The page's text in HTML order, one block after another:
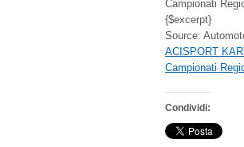
Campionati
{$excerpt}
Source:
ACISPORT
Campionati
Condividi: